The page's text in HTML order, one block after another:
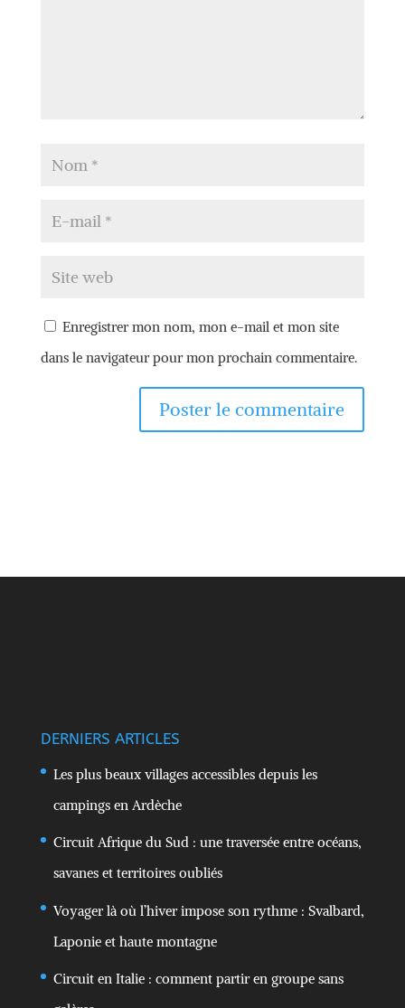
Enregistrer mon nom, mon e-mail et mon site
dans le navigateur pour mon prochain commentaire.
DERNIERS ARTICLES
Les plus beaux villages accessibles depuis les
campings en Ardèche
Circuit Afrique du Sud : une traversée entre océans,
savanes et territoires oubliés
Voyager là où l’hiver impose son rythme : Svalbard,
Laponie et haute montagne
Circuit en Italie : comment partir en groupe sans